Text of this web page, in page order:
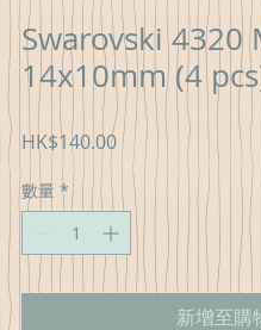
Swarovski 4320
14х10mm (4
HK$140.00價
格
數量 *
新增至購